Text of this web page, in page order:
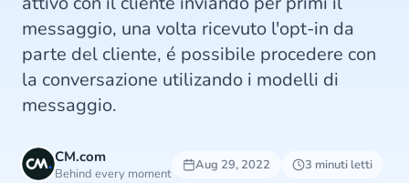
messaggio, una volta ricevuto l'opt-in da
parte del cliente, é possibile procedere con
la conversazione utilizando i modelli di
messaggio.
CM.com
Behind every moment
Aug 29, 2022
3 minuti letti